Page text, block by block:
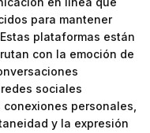
para mantener
plataformas están
con la emoción de
sociales
personales,
y la expresión